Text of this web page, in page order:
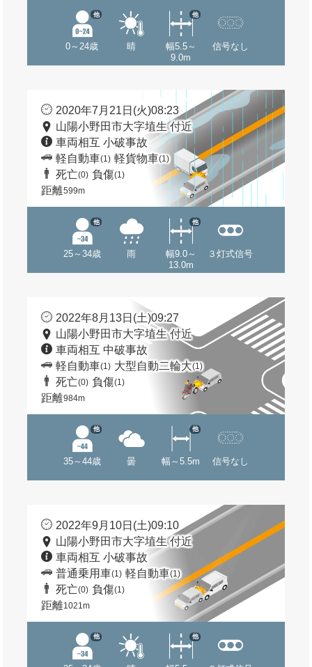
0～24歳
他
晴
幅5.5～
9.0m
他
信号なし
2020年7月21日(火)08:23
山陽小野田市大字埴生 付近
車両相互 小破事故
軽自動車(1) 軽貨物車(1)
死亡(0) 負傷(1)
距離599m
25～34歳
他
雨
幅9.0～
13.0m
他
３灯式信号
2022年8月13日(土)09:27
山陽小野田市大字埴生 付近
車両相互 中破事故
軽自動車(1) 大型自動二輪大(1)
死亡(0) 負傷(1)
距離984m
35～44歳
他
曇 幅～5.5m
他
信号なし
2022年9月10日(土)09:10
山陽小野田市大字埴生 付近
車両相互 小破事故
普通乗用車(1) 軽自動車(1)
死亡(0) 負傷(1)
距離1021m
他 他